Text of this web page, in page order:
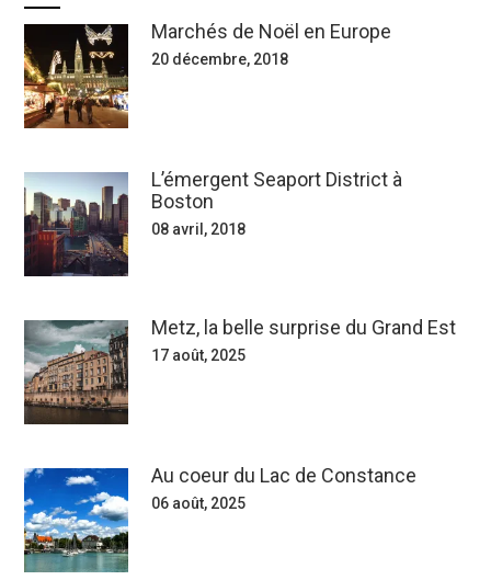
Marchés de Noël en Europe
20 décembre, 2018
L’émergent Seaport District à
Boston
08 avril, 2018
Metz, la belle surprise du Grand Est
17 août, 2025
Au coeur du Lac de Constance
06 août, 2025